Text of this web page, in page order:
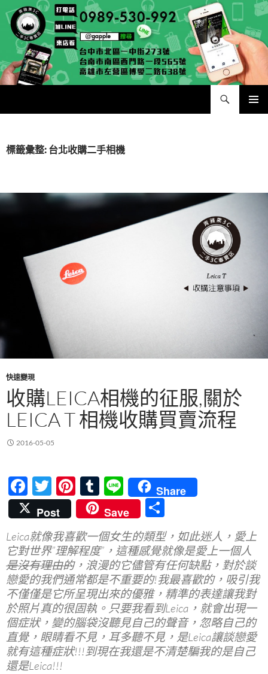
至
內
容
標籤彙整: 台北收購二手相機
快速變現
收購LEICA相機的征服,關於
LEICA T 相機收購買賣流程
2016-05-05
F
ac
e
b
o
o
k
T
w
itt
er
Pi
nt
er
es
t
T
u
m
bl
r
Li
n
e
Share
Post
Save
享
Leica就像我喜歡一個女生的類型，如此迷人，愛上
它對世界”理解程度”，這種感覺就像是愛上一個人
是沒有理由的，浪漫的它儘管有任何缺點，對於談
戀愛的我們通常都是不重要的!我最喜歡的，吸引我
不僅僅是它所呈現出來的優雅，精準的表達讓我對
於照片真的很固執。只要我看到Leica，就會出現一
個症狀，變的腦袋沒聽見自己的聲音，忽略自己的
直覺，眼睛看不見，耳多聽不見，是Leica讓談戀愛
就有這種症狀!!!到現在我還是不清楚騙我的是自己
還是Leica!!!